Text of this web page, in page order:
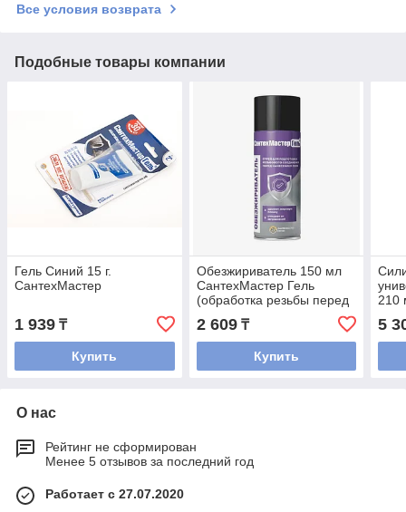
Все условия возврата
Подобные товары компании
Гель Синий 15 г.
СантехМастер
1 939 ₸
Купить
Обезжириватель 150 мл
СантехМастер Гель
(обработка резьбы перед
нанесением геля)
2 609₸
Купить
210
5
О нас
Рейтинг не сформирован
Менее 5 отзывов за последний год
Работает с 27.07.2020